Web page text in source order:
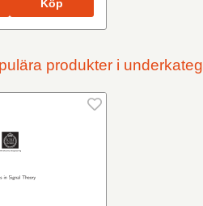
Köp
produkter i